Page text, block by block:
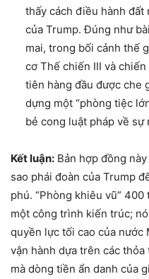
thấy cách điều hành
của Trump. Đúng như
mai, trong bối cảnh thế
cơ Thế chiến III và
tiên hàng đầu được che
dựng một “phòng tiệc
bẻ cong luật pháp về sự
Kết luận: Bản hợp đồng
sao phái đoàn của Trump
phú. “Phòng khiêu vũ”
một công trình kiến trúc;
quyền lực tối cao của nước
vận hành dựa trên các
mà dòng tiền ẩn danh của